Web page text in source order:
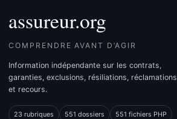
assureur.org
COMPRENDRE AVANT D’AGIR
Information indépendante sur les contrats,
garanties, exclusions, résiliations, réclamations
et recours.
23 rubriques 551 dossiers 551 fichiers PHP